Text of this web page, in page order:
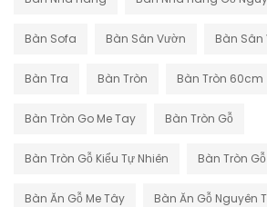
Bàn Sofa Bàn Sân Vườn Bàn Sân
Bàn Tra Bàn Tròn Bàn Tròn 60cm
Bàn Tròn Go Me Tay Bàn Tròn Gỗ
Bàn Tròn Gỗ Kiểu Tự Nhiên Bàn Tròn
Bàn Ăn Gỗ Me Tây Bàn Ăn Gỗ Nguyên